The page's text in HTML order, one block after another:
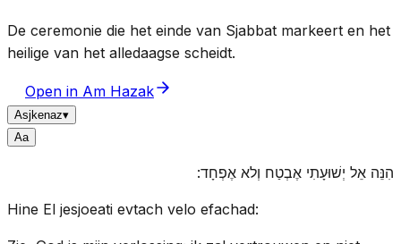
De ceremonie die het einde van Sjabbat markeert en het
heilige van het alledaagse scheidt.
Open in Am Hazak
Asjkenaz▾
Aa
הִנֵּה אֵל יְשׁוּעָתִי אֶבְטַח וְלא אֶפְחָד:
Hine El jesjoeati evtach velo efachad: